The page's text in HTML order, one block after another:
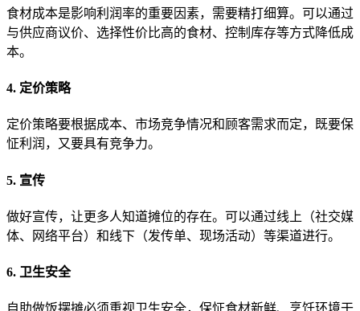
食材成本是影响利润率的重要因素，需要精打细算。可以通过
与供应商议价、选择性价比高的食材、控制库存等方式降低成
本。
4. 定价策略
定价策略要根据成本、市场竞争情况和顾客需求而定，既要保
怔利润，又要具有竞争力。
5. 宣传
做好宣传，让更多人知道摊位的存在。可以通过线上（社交媒
体、网络平台）和线下（发传单、现场活动）等渠道进行。
6. 卫生安全